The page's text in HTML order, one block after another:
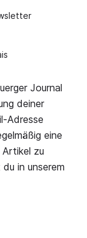
Journal
deiner
Adresse
eine
zu
in unserem